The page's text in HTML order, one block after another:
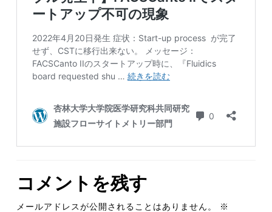
コメントを残す
メールアドレスが公開されることはありません。
※